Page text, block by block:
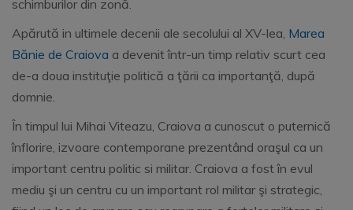
schimburilor din zonă.
Apărută in ultimele decenii ale secolului al XV-lea, Marea
Bănie de Craiova a devenit într-un timp relativ scurt cea
de-a doua instituţie politică a ţării ca importanţă, după
domnie.
În timpul lui Mihai Viteazu, Craiova a cunoscut o puternică
înflorire, izvoare contemporane prezentând oraşul ca un
important centru politic si militar. Craiova a fost în evul
mediu şi un centru cu un important rol militar şi strategic,